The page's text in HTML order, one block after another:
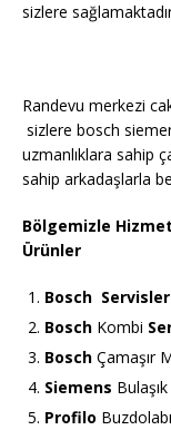
sizlere
Randevu merkezi
sizlere bosch
uzmanlıklara sahip
sahip arkadaşlarla
Bölgemizle
Ürünler
Bosch
Bosch Kombi
Bosch Çamaşır
Siemens
Profilo Buzdolabı